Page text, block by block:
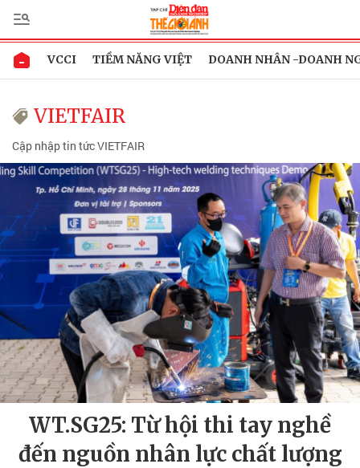
VCCI TIỀM NĂNG VIỆT DOANH NHÂN -DOANH
VIETFAIR
Cập nhập tin tức VIETFAIR
WT.SG25: Từ hội thi tay nghề
đến nguồn nhân lực chất lượng